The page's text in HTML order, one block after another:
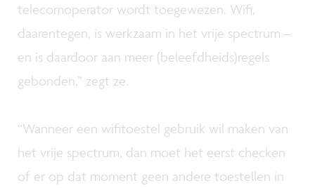
telecomoperator wordt toegewezen. Wifi,
daarentegen, is werkzaam in het vrije spectrum –
en is daardoor aan meer (beleefdheids)regels
gebonden,” zegt ze.
“Wanneer een wifitoestel gebruik wil maken van
het vrije spectrum, dan moet het eerst checken
of er op dat moment geen andere toestellen in